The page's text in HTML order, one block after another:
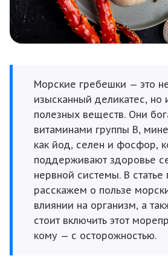
Морские гребешки — это
изысканный деликатес, но
полезных веществ. Они
витаминами группы В,
как йод, селен и фосфор,
поддерживают здоровье
нервной системы. В
расскажем о пользе
влиянии на организм, а
стоит включить этот
кому — с осторожностью.